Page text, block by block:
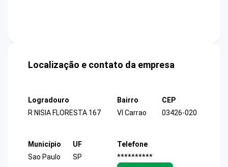
Localização e contato da empresa
Logradouro
R NISIA FLORESTA 167
Bairro
Vl Carrao
CEP
03426-020
Município
Sao Paulo
UF
SP
Telefone
**********